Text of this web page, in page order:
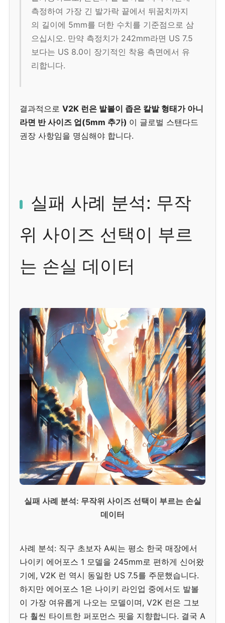
측정하여 가장 긴 발가락 끝에서 뒤꿈치까지
의 길이에 5mm를 더한 수치를 기준점으로 삼
으십시오. 만약 측정치가 242mm라면 US 7.5
보다는 US 8.0이 장기적인 착용 측면에서 유
리합니다.
결과적으로 V2K 런은 발볼이 좁은 칼발 형태가 아니
라면 반 사이즈 업(5mm 추가) 이 글로벌 스탠다드
권장 사항임을 명심해야 합니다.
실패 사례 분석: 무작
위 사이즈 선택이 부르
는 손실 데이터
실패 사례 분석: 무작위 사이즈 선택이 부르는 손실
데이터
사례 분석: 직구 초보자 A씨는 평소 한국 매장에서
나이키 에어포스 1 모델을 245mm로 편하게 신어왔
기에, V2K 런 역시 동일한 US 7.5를 주문했습니다.
하지만 에어포스 1은 나이키 라인업 중에서도 발볼
이 가장 여유롭게 나오는 모델이며, V2K 런은 그보
다 훨씬 타이트한 퍼포먼스 핏을 지향합니다. 결국 A